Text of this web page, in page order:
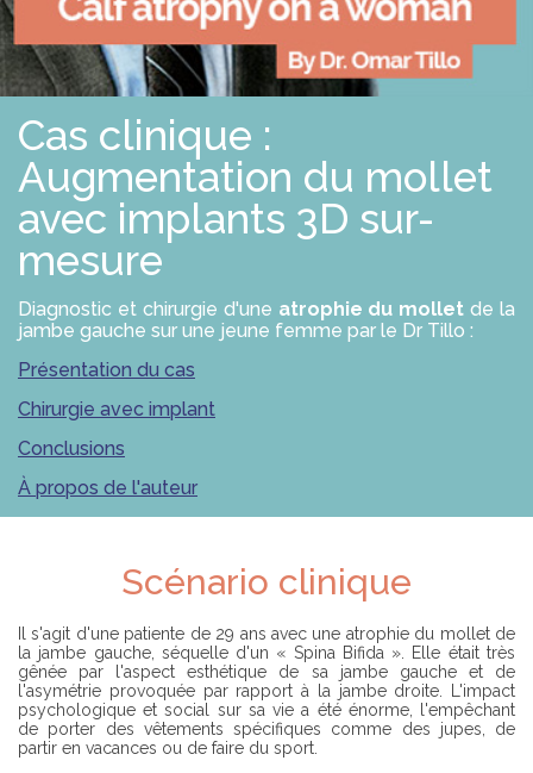
O
L
U
T
I
O
S
P
R
O
E
S
I
N
N
E
L
S
E
R
T
É
T
R
O
Cas clinique :
Augmentation du mollet
avec implants 3D sur-
mesure
Diagnostic et chirurgie d'une atrophie du mollet de la
jambe gauche sur une jeune femme par le Dr Tillo :
Présentation du cas
Chirurgie avec implant
Conclusions
À propos de l'auteur
Scénario clinique
Il s'agit d'une patiente de 29 ans avec une atrophie du mollet de
la jambe gauche, séquelle d'un « Spina Bifida ». Elle était très
gênée par l'aspect esthétique de sa jambe gauche et de
l'asymétrie provoquée par rapport à la jambe droite. L'impact
psychologique et social sur sa vie a été énorme, l'empêchant
de porter des vêtements spécifiques comme des jupes, de
partir en vacances ou de faire du sport.